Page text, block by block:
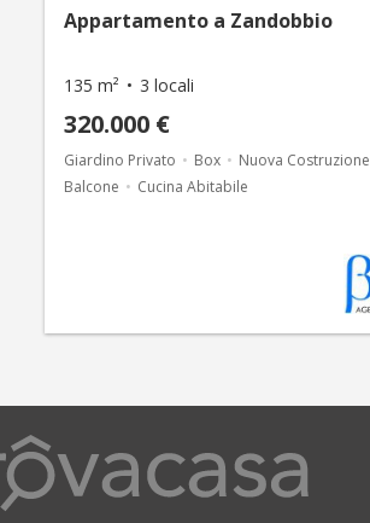
Appartamento a Zandobbio
135 m² 3 locali
320.000 €
Giardino Privato Box Nuova Costruzione
Balcone
Cucina Abitabile